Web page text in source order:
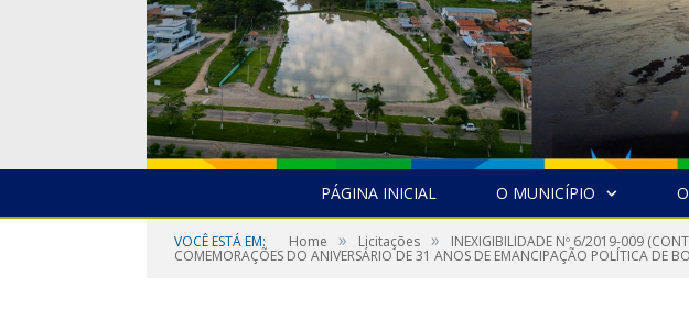
PÁGINA INICIAL O MUNICÍPIO
VOCÊ ESTÁ EM: Home » Licitações » INEXIGIBILIDADE Nº 6/2019-009
COMEMORAÇÕES DO ANIVERSÁRIO DE 31 ANOS DE EMANCIPAÇÃO POLÍTICA DE